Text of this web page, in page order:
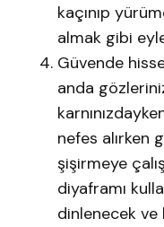
kaçınıp
almak gibi
Güvende
anda
nefes alırken
şişirmeye
diyaframı
dinlenecek ve